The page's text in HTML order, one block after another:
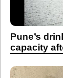
Pune’s
capacity